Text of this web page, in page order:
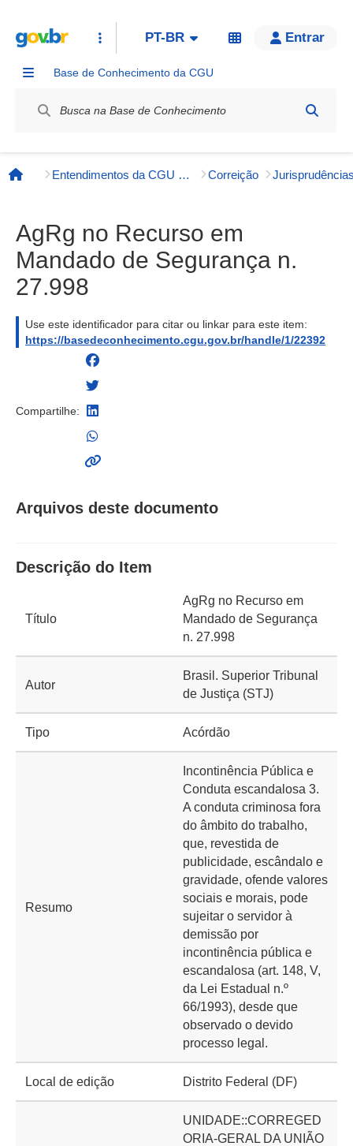
PT-BR Entrar
Base de Conhecimento da CGU
Página inicial
Entendimentos da CGU e órgãos externos Correição
AgRg no Recurso em
Mandado de Segurança n.
27.998
Use este identificador para citar ou linkar para este item:
https://basedeconhecimento.cgu.gov.br/handle/1/22392
Compartilhe:
Arquivos deste documento
Descrição do Item
Título
AgRg no Recurso em
Mandado de Segurança
n. 27.998
Autor
Brasil. Superior Tribunal
de Justiça (STJ)
Tipo Acórdão
Resumo
Incontinência Pública e
Conduta escandalosa 3.
A conduta criminosa fora
do âmbito do trabalho,
que, revestida de
publicidade, escândalo e
gravidade, ofende valores
sociais e morais, pode
sujeitar o servidor à
demissão por
incontinência pública e
escandalosa (art. 148, V,
da Lei Estadual n.º
66/1993), desde que
observado o devido
processo legal.
Local de edição Distrito Federal (DF)
UNIDADE::CORREGED
ORIA-GERAL DA UNIÃO